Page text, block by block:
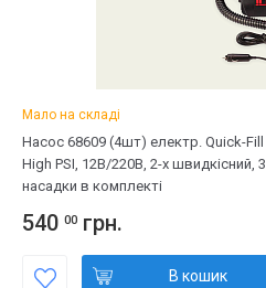
Мало на складі
Насос 68609 (4шт) електр. Quick-Fill
High PSI, 12В/220В, 2-х швидкісний, 3
насадки в комплекті
540 00 грн.
В кошик